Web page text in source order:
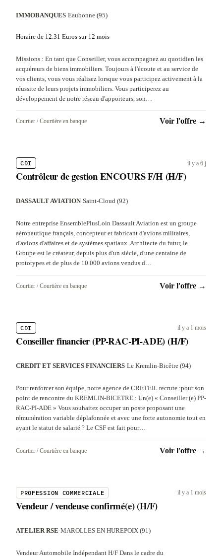
IMMOBANQUES·Eaubonne (95)
Horaire de 12.31 Euros sur 12 mois
Missions : En tant que Conseiller, vous accompagnez au quotidien les
acquéreurs de biens immobiliers. Toujours à l'écoute et au service de
vos clients, vous vous réalisez lorsque vous participez activement à la
réussite de leurs projets immobiliers. Vous participerez au
développement de notre réseau d'apporteurs, son…
Courtier / Courtière en banque Voir l'offre →
CDI il y a 6 j
Contrôleur de gestion ENCOURS F/H (H/F)
DASSAULT AVIATION·Saint-Cloud (92)
Notre entreprise EnsemblePlusLoin Dassault Aviation est un groupe
aéronautique français, concepteur et fabricant d'avions militaires,
d'avions d'affaires et de systèmes spatiaux. Architecte du futur, le
Groupe est le créateur, depuis plus d'un siècle, d'une centaine de
prototypes et de plus de 10.000 avions vendus d…
Courtier / Courtière en banque Voir l'offre →
CDI il y a 1 mois
Conseiller financier (PP-RAC-PI-ADE) (H/F)
CREDIT ET SERVICES FINANCIERS·Le Kremlin-Bicêtre (94)
Pour renforcer son équipe, notre agence de CRETEIL recrute :pour son
point de rencontre du KREMLIN-BICETRE : Un(e) « Conseiller (e) PP-
RAC-PI-ADE » Vous souhaitez occuper un poste proposant une
rémunération variable déplafonnée et avec une forte autonomie tout en
ayant le statut de salarié ? Le CSF est fait pour…
Courtier / Courtière en banque Voir l'offre →
PROFESSION COMMERCIALE il y a 1 mois
Vendeur / vendeuse confirmé(e) (H/F)
ATELIER RSE ·MAROLLES EN HUREPOIX (91)
Vendeur Automobile Indépendant H/F Dans le cadre du